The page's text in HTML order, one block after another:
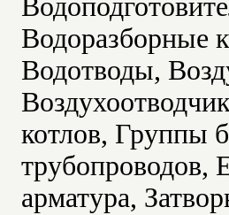
Водоразборные
Водотводы,
котлов, Группы
трубопроводов,
арматура,